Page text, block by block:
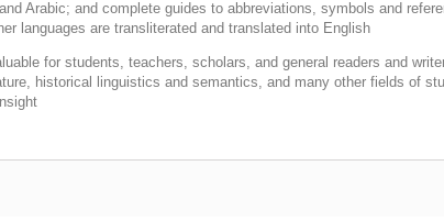
Arabic; and complete guides to abbreviations, symbols and
languages are transliterated and translated into English.
for students, teachers, scholars, and general readers and
historical linguistics and semantics, and many other fields of